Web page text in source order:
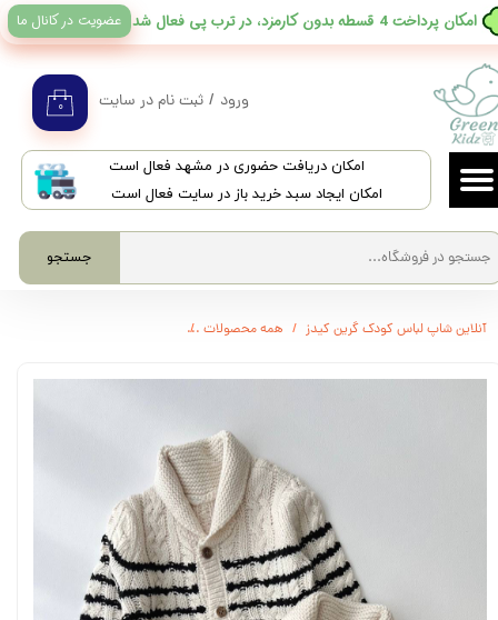
​امکان دریافت حضوری در مشهد فعال است
امکان ایجاد سبد خرید باز در سایت فعال است
جستجو
۰ ورود / ثبت نام در سایت
حساب کاربری من
تغییر گذر واژه
سفارشات
خروج از حساب کاربری
​امکان پرداخت 4 قسطه بدون کارمزد، در ترب پی فعال شد عضویت در کانال ما
آنلاین شاپ لباس کودک گرین کیدز همه محصولات